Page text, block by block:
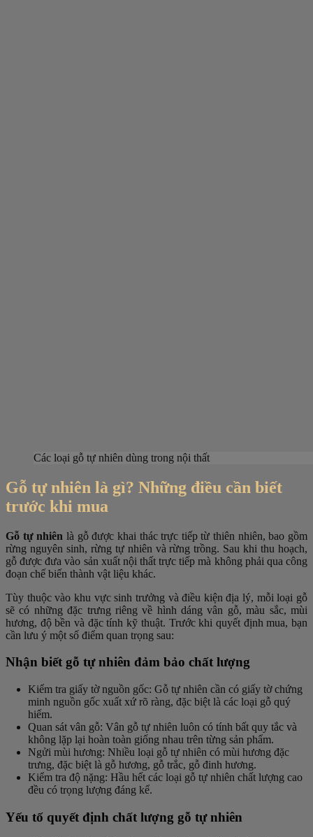
Các loại gỗ tự nhiên dùng trong nội thất
Gỗ tự nhiên là gì? Những điều cần biết
trước khi mua
Gỗ tự nhiên là gỗ được khai thác trực tiếp từ thiên nhiên, bao gồm
rừng nguyên sinh, rừng tự nhiên và rừng trồng. Sau khi thu hoạch,
gỗ được đưa vào sản xuất nội thất trực tiếp mà không phải qua công
đoạn chế biến thành vật liệu khác.
Tùy thuộc vào khu vực sinh trưởng và điều kiện địa lý, mỗi loại gỗ
sẽ có những đặc trưng riêng về hình dáng vân gỗ, màu sắc, mùi
hương, độ bền và đặc tính kỹ thuật. Trước khi quyết định mua, bạn
cần lưu ý một số điểm quan trọng sau:
Nhận biết gỗ tự nhiên đảm bảo chất lượng
Kiểm tra giấy tờ nguồn gốc: Gỗ tự nhiên cần có giấy tờ chứng
minh nguồn gốc xuất xứ rõ ràng, đặc biệt là các loại gỗ quý
hiếm.
Quan sát vân gỗ: Vân gỗ tự nhiên luôn có tính bất quy tắc và
không lặp lại hoàn toàn giống nhau trên từng sản phẩm.
Ngửi mùi hương: Nhiều loại gỗ tự nhiên có mùi hương đặc
trưng, đặc biệt là gỗ hương, gỗ trắc, gỗ đinh hương.
Kiểm tra độ nặng: Hầu hết các loại gỗ tự nhiên chất lượng cao
đều có trọng lượng đáng kể.
Yếu tố quyết định chất lượng gỗ tự nhiên